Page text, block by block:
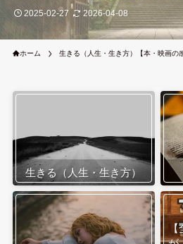
2025-02-27 2026-04-08
ホーム 生きる（人生・生き方）【本・映画の
生きる（人生・生き方）